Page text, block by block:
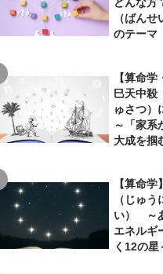
（ばん
のテーマ
【算命
巳天中殺
ゅさつ
～「家系
大成を掴
【算命
（じゅ
い） ～
エネルギ
く12の星